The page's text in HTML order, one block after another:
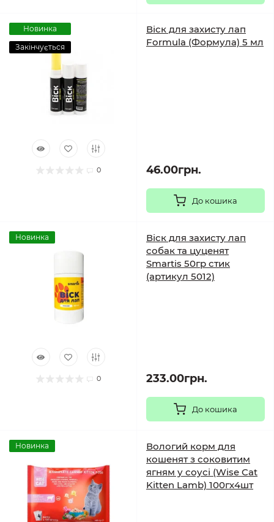
Новинка
Закінчується
0
Віск для захисту лап
Formula (Формула) 5 мл
46.00грн.
До кошика
Новинка
0
Віск для захисту лап
собак та цуценят
Smartis 50гр стик
(артикул 5012)
233.00грн.
До кошика
Новинка
Вологий корм для
кошенят з соковитим
ягням у соусі (Wise Cat
Kitten Lamb) 100гх4шт